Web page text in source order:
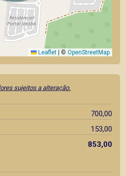
Leaflet © OpenStreetMap
sujeitos a alteração.
700,00
153,00
853,00